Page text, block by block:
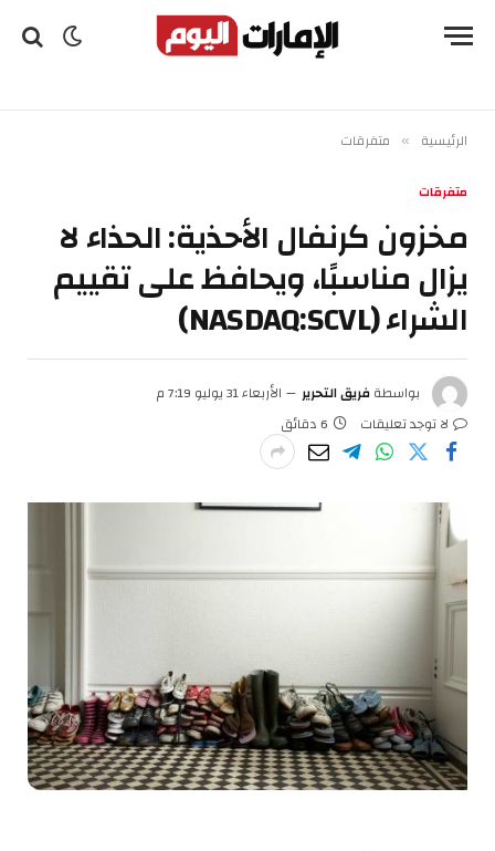
الرئيسية » متفرقات
متفرقات
مخزون كرنفال الأحذية: الحذاء لا
يزال مناسبًا، ويحافظ على تقييم
الشراء (NASDAQ:SCVL)
بواسطةفريق التحرير
الأربعاء 31 يوليو 7:19 م
لا توجد تعليقات
6 دقائق